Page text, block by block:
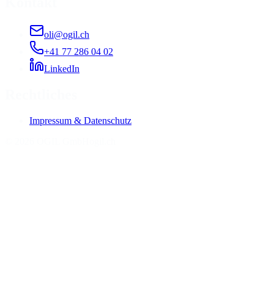
oli@ogil.ch
+41 77 286 04 02
LinkedIn
Impressum & Datenschutz